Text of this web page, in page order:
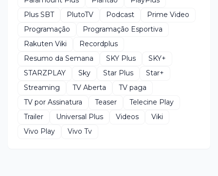
Plus SBT
PlutoTV Podcast
Prime Video
Programação
Programação Esportiva
Rakuten Viki
Recordplus
Resumo da Semana
SKY Plus
SKY+
STARZPLAY
Sky Star Plus
Star+
Streaming
TV Aberta
TV paga
TV por Assinatura
Teaser
Telecine Play
Trailer
Universal Plus Videos
Viki
Vivo Play
Vivo Tv